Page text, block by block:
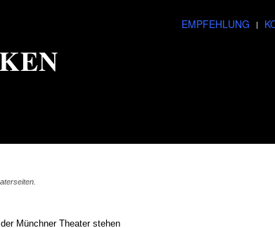
EMPFEHLUNG
Münchner Theater stehen